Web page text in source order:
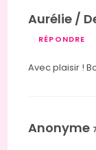
Aurélie /
RÉPONDRE
Avec plaisir !
Anonyme